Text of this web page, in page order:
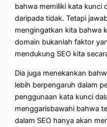
bahwa memiliki kata kunci
daripada tidak. Tetapi
mengingatkan kita bahwa
domain bukanlah faktor
mendukung SEO kita
Dia juga menekankan
lebih berpengaruh dalam
penggunaan kata kunci
menggarisbawahi bahwa
dalam SEO hanya akan